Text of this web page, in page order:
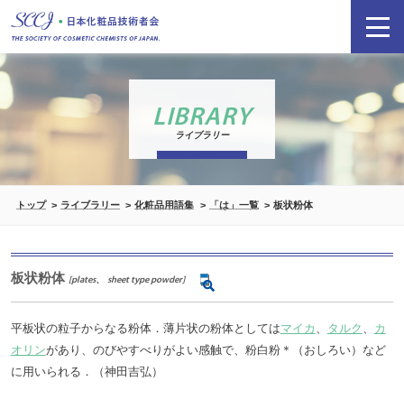
LIBRARY
ライブラリー
トップ ライブラリー 化粧品用語集 「は」一覧 板状粉体
板状粉体 [plates、 sheet type powder]
平板状の粒子からなる粉体．薄片状の粉体としてはマイカ 、 タルク 、
カ
オリンがあり、のびやすべりがよい感触で、粉白粉＊（おしろい）など
に用いられる．（神田吉弘）